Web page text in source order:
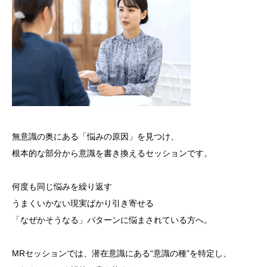
無意識の奥にある「悩みの原因」を⾒つけ、
根本的な部分から意識を書き換えるセッションです。
何度も同じ悩みを繰り返す
うまくいかない現実ばかり引き寄せる
「なぜかそうなる」パターンに悩まされている方へ。
MRセッションでは、潜在意識にある“意識の種”を特定し、
BIO salt®“錆びない身体”をつくる新時代の塩
お問い合わせ